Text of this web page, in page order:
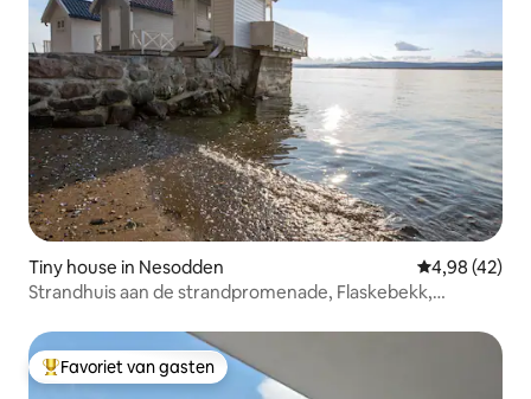
Tiny house in Nesodden Gemiddelde
4,98 (42)
Strandhuis aan de strandpromenade, Flaskebekk,
Topfavoriet van gasten
Favoriet van gasten